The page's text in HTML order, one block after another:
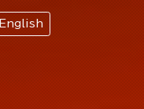
English